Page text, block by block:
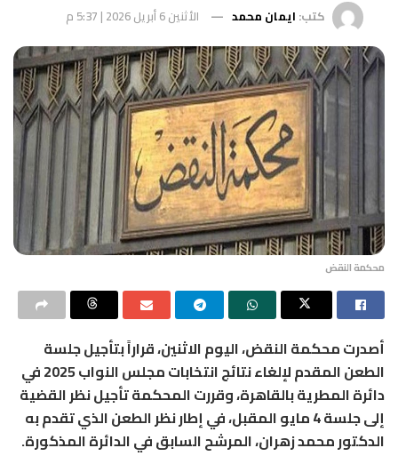
كتب: ايمان محمد الأثنين 6 أبريل 2026 | 5:37 م
محكمة النقض
أصدرت محكمة النقض، اليوم الاثنين، قراراً بتأجيل جلسة
الطعن المقدم لإلغاء نتائج انتخابات مجلس النواب 2025 في
دائرة المطرية بالقاهرة، وقررت المحكمة تأجيل نظر القضية
إلى جلسة 4 مايو المقبل، في إطار نظر الطعن الذي تقدم به
الدكتور محمد زهران، المرشح السابق في الدائرة المذكورة.